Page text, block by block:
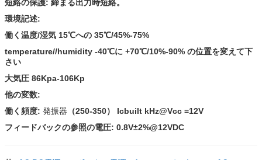
短絡の保護: 締まる出力時短絡。
環境記述:
働く温度/湿気 15℃への 35℃/45%-75%
temperature//humidity -40℃に +70℃/10%-90% の位置を変えて下
さい
大気圧 86Kpa-106Kp
他の変数:
働く頻度: 発振器 （250-350） Icbuilt kHz@Vcc =12V
フィードバックの参照の電圧: 0.8V±2%@12VDC